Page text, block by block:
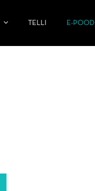
TELLI E-POOD